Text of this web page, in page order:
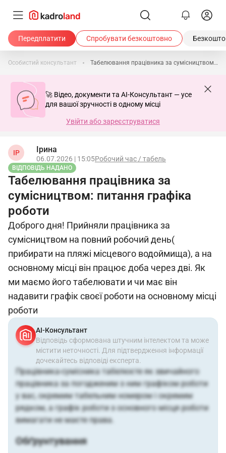
Передплатити Спробувати безкоштовно
Особистий консультант Табелювання працівника за сумісництвом: питання графіка роботи
🚀 Відео, документи та AI-Консультант — усе
для вашої зручності в одному місці
Увійти або зареєструватися
ІР Ірина
06.07.2026 | 15:05Робочий час / табель
ВІДПОВІДЬ НАДАНО
Табелювання працівника за
сумісництвом: питання графіка
роботи
Доброго дня! Прийняли працівника за
сумісництвом на повний робочий день(
прибирати на пляжі місцевого водоймища), а на
основному місці він працює доба через дві. Як
ми маємо його табелювати и чи має він
надавити графік своєї роботи на основному місці
роботи
АІ-Консультант
Відповідь сформована штучним інтелектом та може
містити неточності. Для підтвердження інформації
дочекайтесь відповіді експерта.
Працівника-сумісника табелюєте як звичайного
працівника за погодженим з ним графіком роботи
у вас, окремим табельним номером і окремим
рядком, а графік роботи з основного місця роботи
вимагати не маєте права.
Обґрунтування